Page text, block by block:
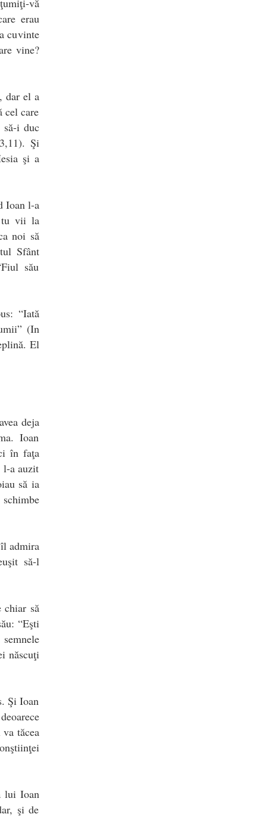
erau
cuvinte
vine?
dar el a
cel care
să-i duc
Şi
şi a
Ioan l-a
tu vii la
noi să
Sfânt
său
“Iată
(In
El
deja
Ioan
în faţa
l-a auzit
să ia
admira
să-l
chiar să
“Eşti
născuţi
Şi Ioan
tăcea
lui Ioan
şi de